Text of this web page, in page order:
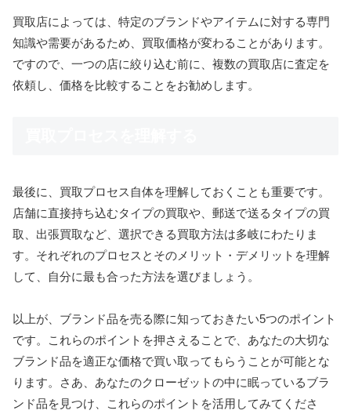
買取店によっては、特定のブランドやアイテムに対する専門
知識や需要があるため、買取価格が変わることがあります。
ですので、一つの店に絞り込む前に、複数の買取店に査定を
依頼し、価格を比較することをお勧めします。
最後に、買取プロセス自体を理解しておくことも重要です。
店舗に直接持ち込むタイプの買取や、郵送で送るタイプの買
取、出張買取など、選択できる買取方法は多岐にわたりま
す。それぞれのプロセスとそのメリット・デメリットを理解
して、自分に最も合った方法を選びましょう。
以上が、ブランド品を売る際に知っておきたい5つのポイント
です。これらのポイントを押さえることで、あなたの大切な
ブランド品を適正な価格で買い取ってもらうことが可能とな
ります。さあ、あなたのクローゼットの中に眠っているブラ
ンド品を見つけ、これらのポイントを活用してみてくださ